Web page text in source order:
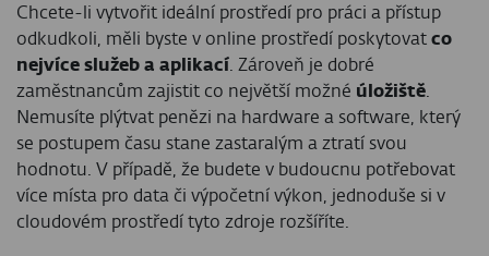
Chcete-li vytvořit ideální prostředí pro práci a přístup
odkudkoli, měli byste v online prostředí poskytovat co
nejvíce služeb a aplikací. Zároveň je dobré
zaměstnancům zajistit co největší možné úložiště.
Nemusíte plýtvat penězi na hardware a software, který
se postupem času stane zastaralým a ztratí svou
hodnotu. V případě, že budete v budoucnu potřebovat
více místa pro data či výpočetní výkon, jednoduše si v
cloudovém prostředí tyto zdroje rozšíříte.